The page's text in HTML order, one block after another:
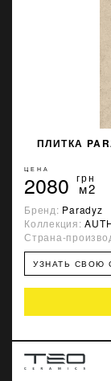
ПЛИТКА
ЦЕНА
2080 грн
м2
Бренд: Paradyz
Коллекция:
Страна-
УЗНАТЬ СВОЮ